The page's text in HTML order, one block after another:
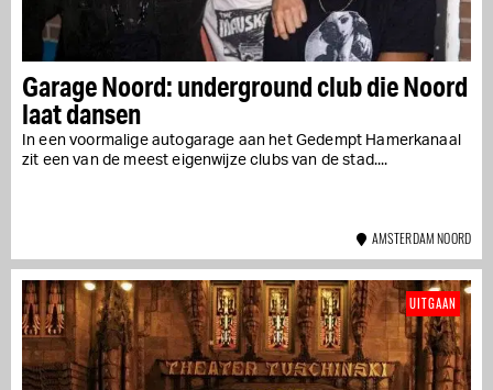
Garage Noord: underground club die Noord
laat dansen
In een voormalige autogarage aan het Gedempt Hamerkanaal
zit een van de meest eigenwijze clubs van de stad....
AMSTERDAM NOORD
UITGAAN